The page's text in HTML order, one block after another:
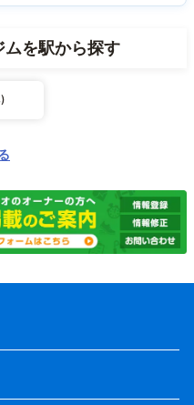
を駅から探す